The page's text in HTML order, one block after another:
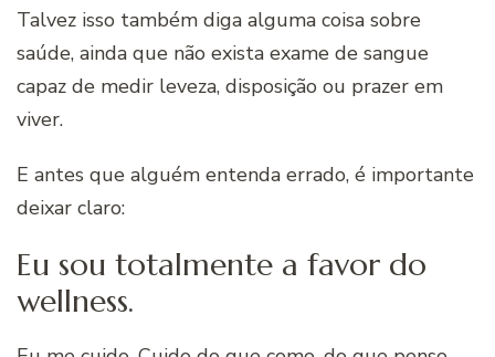
Talvez isso também diga alguma coisa sobre
saúde, ainda que não exista exame de sangue
capaz de medir leveza, disposição ou prazer em
viver.
E antes que alguém entenda errado, é importante
deixar claro:
Eu sou totalmente a favor do
wellness.